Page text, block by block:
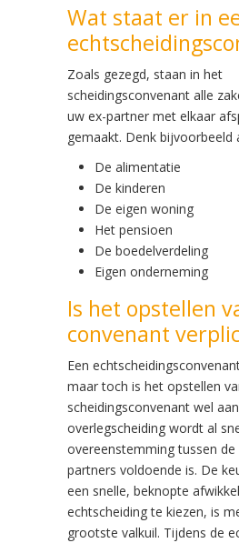
Wat staat er in
Zoals gezegd, staan in het
scheidingsconvenant alle
uw ex-partner met elkaar
gemaakt. Denk bijvoorbeeld
De alimentatie
De kinderen
De eigen woning
Het pensioen
De boedelverdeling
Eigen onderneming
Is het opstellen
convenant
Een
maar toch is het opstellen
scheidingsconvenant wel
overlegscheiding wordt al
overeenstemming tussen de
partners voldoende is. De
een snelle, beknopte
echtscheiding te kiezen, is
grootste valkuil. Tijdens de